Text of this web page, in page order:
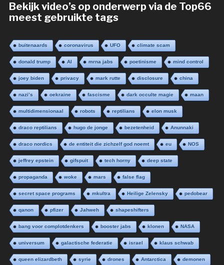
Bekijk video’s op onderwerp via de Top66
meest gebruikte tags
buitenaards coronavirus UFO climate scam
donald trump AI mrna jabs poetinisme mind control
joey biden privacy mark rutte disclosure china
nazi’s oekraine fascisme dark occulte magie maan
multidimensionaal robots reptilians elon musk
draco reptilians hugo de jonge bezetenheid Anunnaki
draco nordics de entiteit die zichzelf god noemt eu NOS
jeffrey epstein gifspuit tech horny deep state
propaganda woke mars false flag
secret space programs mkultra Heilige Zelensky pedobear
qanon pfizer Jahweh shapeshifters
bang voor complotdenkers booster jabs klonen NASA
universum galactische federatie israel klaus schwab
queen elizardbeth syrie drones Antarctica demonen